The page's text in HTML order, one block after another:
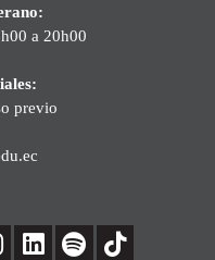
a 20h00
previo